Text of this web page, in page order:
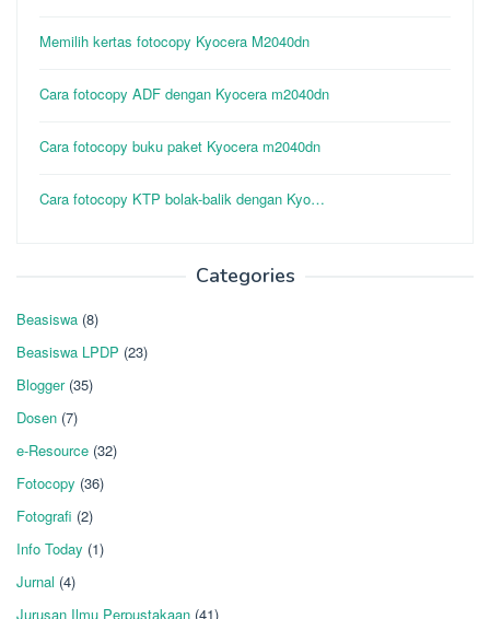
Memilih kertas fotocopy Kyocera M2040dn
Cara fotocopy ADF dengan Kyocera m2040dn
Cara fotocopy buku paket Kyocera m2040dn
Cara fotocopy KTP bolak-balik dengan Kyo…
Categories
Beasiswa (8)
Beasiswa LPDP (23)
Blogger(35)
Dosen (7)
e-Resource (32)
Fotocopy (36)
Fotografi (2)
Info Today (1)
Jurnal (4)
Jurusan Ilmu Perpustakaan (41)